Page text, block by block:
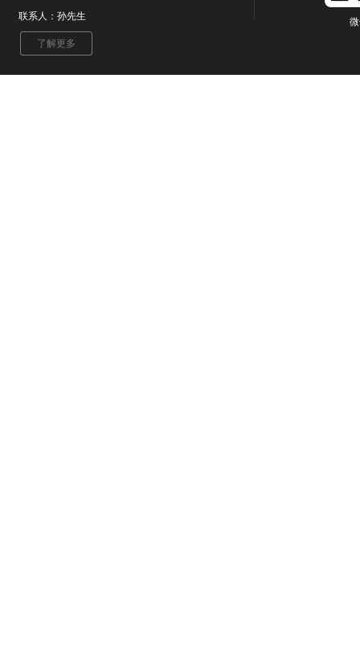
联系人：孙先生
了解更多